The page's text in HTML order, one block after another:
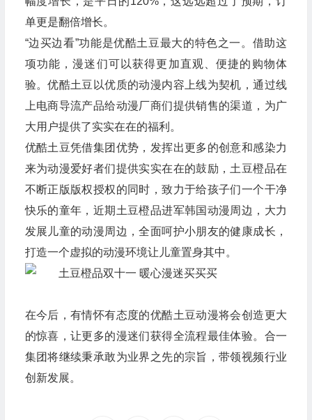
单更是翻倍增长。
“边买边看”功能是优酷土豆最大的特色之一。借助这
项功能，漫迷们可以获得更加直观、便捷的购物体
验。优酷土豆以优质的动漫内容上线为契机，通过线
上电商导流产品给动漫厂商们提供销售的渠道，为广
大用户提供了实实在在的福利。
优酷土豆凭借集团优势，发挥出更多的创意和感染力
来为动漫爱好者们提供实实在在的鼓励，土豆橙品在
不断正版版权授权的同时，致力于给孩子们一个干净
快乐的童年，近期土豆橙品进军韩国动漫周边，大力
发展儿童的动漫周边，全面呵护小朋友的健康成长，
打造一个虚拟的动漫环境让儿童置身其中。
在今后，有情怀有态度的优酷土豆动漫将会创造更大
的惊喜，让更多的漫迷们获得全流程最佳体验。合一
集团将继续秉承敢为业界之先的宗旨，带领视频行业
创新发展。